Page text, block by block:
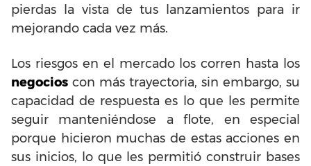
pierdas la vista de tus lanzamientos para ir
mejorando cada vez más.
Los riesgos en el mercado los corren hasta los
negocios con más trayectoria, sin embargo, su
capacidad de respuesta es lo que les permite
seguir manteniéndose a flote, en especial
porque hicieron muchas de estas acciones en
sus inicios, lo que les permitió construir bases